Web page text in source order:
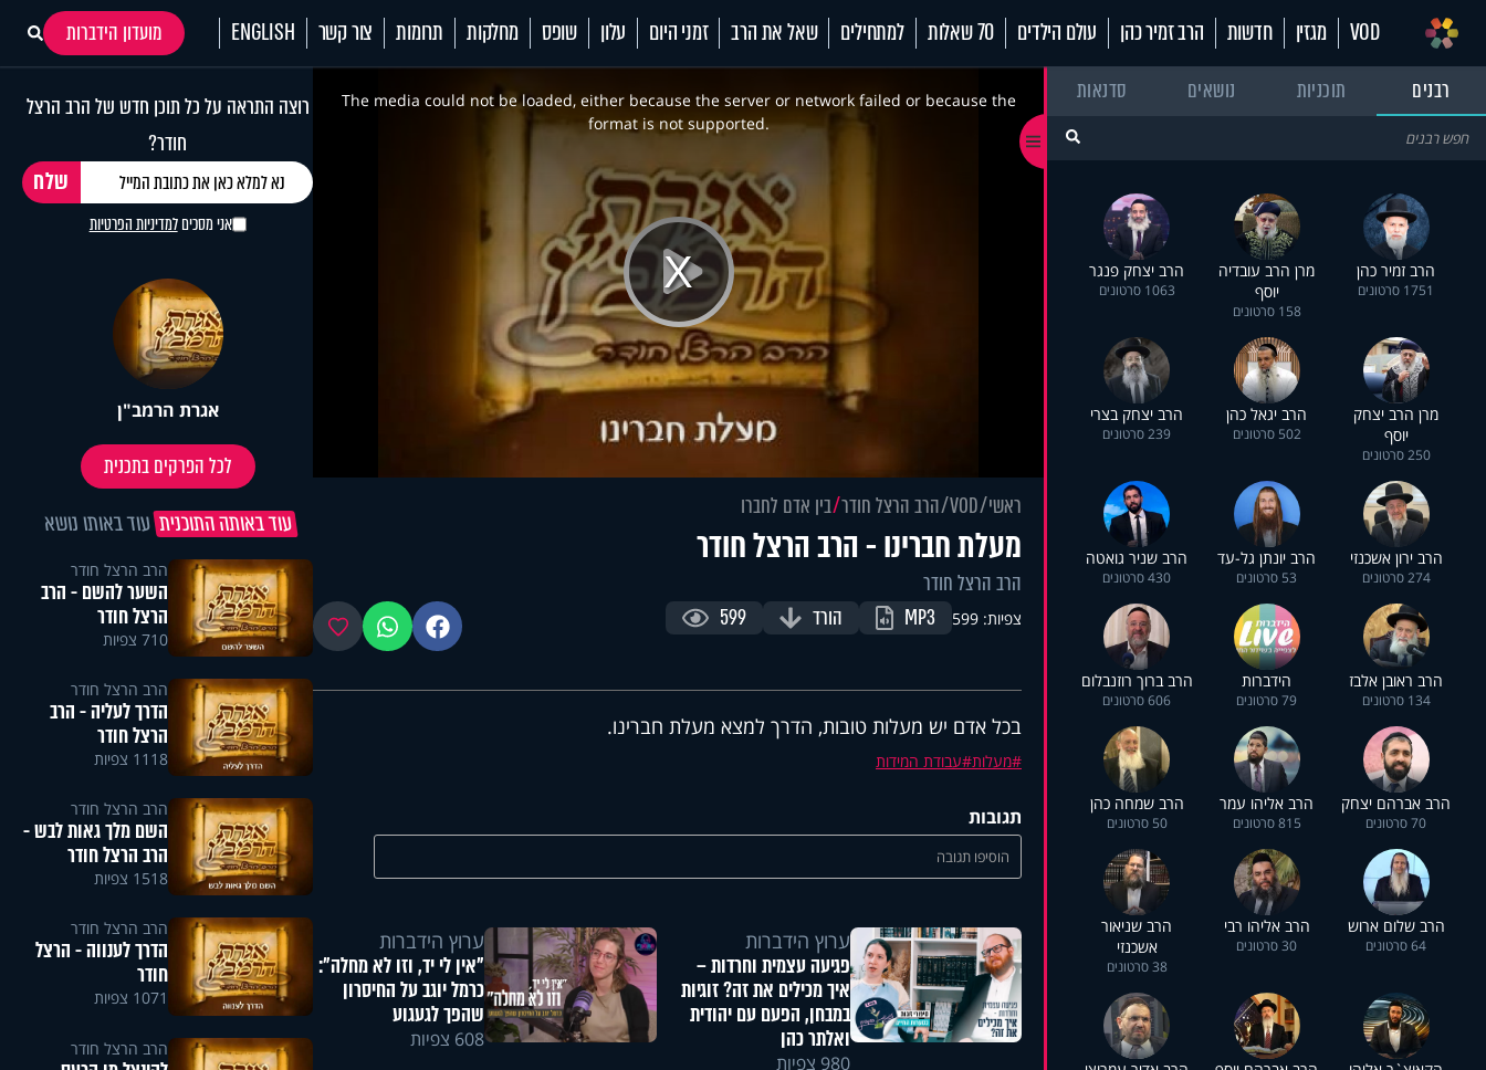
VOD מגזין חדשות הרב זמיר כהן עולם הילדים 70 שאלות למתחילים שאל את הרב זמני היום עלון שופס מחלקות תרומות צור קשר ENGLISH
מועדון הידברות
רבנים
תוכניות נושאים סדנאות
הרב זמיר כהן
1751 סרטונים
מרן הרב עובדיה
יוסף
158 סרטונים
הרב יצחק פנגר
1063 סרטונים
מרן הרב יצחק
יוסף
250 סרטונים
הרב יגאל כהן
502 סרטונים
הרב יצחק בצרי
239 סרטונים
הרב ירון אשכנזי
274 סרטונים
הרב יונתן גל-עד
53 סרטונים
הרב שניר גואטה
430 סרטונים
הרב ראובן אלבז
134 סרטונים
הידברות
79 סרטונים
הרב ברוך רוזנבלום
606 סרטונים
הרב אברהם יצחק
70 סרטונים
הרב אליהו עמר
815 סרטונים
הרב שמחה כהן
50 סרטונים
הרב שלום ארוש
64 סרטונים
הרב אליהו רבי
30 סרטונים
הרב שניאור
אשכנזי
38 סרטונים
Play
Video
This
modalThe media could not be loaded, either because the server or network failed or because the
format is not supported.
ראשי VOD הרב הרצל חודר בין אדם לחברו
מעלת חברינו - הרב הרצל חודר
הרב הרצל חודר
צפיות: 599 MP3 הורד 599 פייסבוקווטסאפ מועדפים
בכל אדם יש מעלות טובות, הדרך למצא מעלת חברינו.
מעלות עבודת המידות
תגובות
הוסיפו תגובה
ערוץ הידברות
פגיעה עצמית וחרדות –
איך מכילים את זה? זוגיות
במבחן, הפעם עם יהודית
ואלתר כהן
980 צפיות
ערוץ הידברות
"אין לי יד, וזו לא מחלה":
כרמל יוגב על החיסרון
שהפך לגעגוע
608 צפיות
רוצה התראה על כל תוכן חדש של הרב הרצל
חודר?
אני מסכיםלמדיניות הפרטיות
אגרת הרמב"ן
לכל הפרקים בתכנית
עוד באותה התוכנית עוד באותו נושא
הרב הרצל חודר
השער להשם - הרב
הרצל חודר
710 צפיות
הרב הרצל חודר
הדרך לעליה - הרב
הרצל חודר
1118 צפיות
הרב הרצל חודר
השם מלך גאות לבש -
הרב הרצל חודר
1518 צפיות
הרב הרצל חודר
הדרך לענווה - הרצל
חודר
1071 צפיות
הרב הרצל חודר